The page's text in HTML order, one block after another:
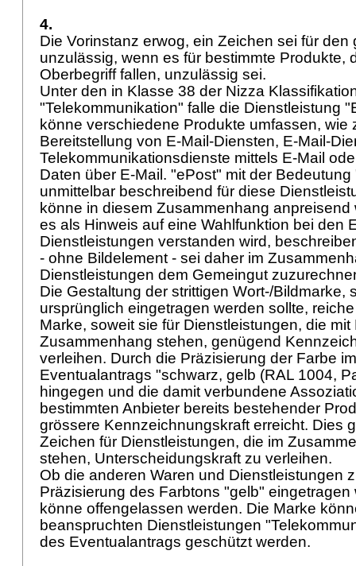
4.
Die Vorinstanz erwog, ein Zeichen sei für den
unzulässig, wenn es für bestimmte Produkte,
Oberbegriff fallen, unzulässig sei.
Unter den in Klasse 38 der Nizza
"Telekommunikation" falle die Dienstleistung
könne verschiedene Produkte umfassen, wie
Bereitstellung von E-Mail-Diensten, E-Mail-
Telekommunikationsdienste mittels E-Mail
Daten über E-Mail. "ePost" mit der Bedeutung
unmittelbar beschreibend für diese
könne in diesem Zusammenhang anpreisend
es als Hinweis auf eine Wahlfunktion bei den
Dienstleistungen verstanden wird,
- ohne Bildelement - sei daher im
Dienstleistungen dem Gemeingut
Die Gestaltung der strittigen Wort-/Bildmarke,
ursprünglich eingetragen werden sollte,
Marke, soweit sie für Dienstleistungen, die mit
Zusammenhang stehen, genügend
verleihen. Durch die Präzisierung der Farbe
Eventualantrags "schwarz, gelb (RAL 1004,
hingegen und die damit verbundene
bestimmten Anbieter bereits bestehender
grössere Kennzeichnungskraft erreicht. Dies
Zeichen für Dienstleistungen, die im
stehen, Unterscheidungskraft zu verleihen.
Ob die anderen Waren und Dienstleistungen
Präzisierung des Farbtons "gelb"
könne offengelassen werden. Die Marke
beanspruchten Dienstleistungen
des Eventualantrags geschützt werden.